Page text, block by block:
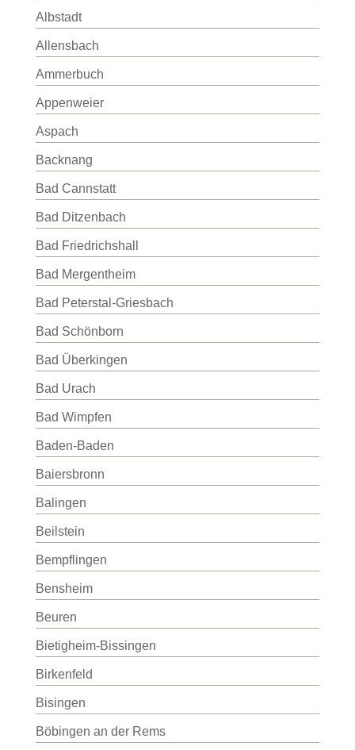
Albstadt
Allensbach
Ammerbuch
Appenweier
Aspach
Backnang
Bad Cannstatt
Bad Ditzenbach
Bad Friedrichshall
Bad Mergentheim
Bad Peterstal-Griesbach
Bad Schönborn
Bad Überkingen
Bad Urach
Bad Wimpfen
Baden-Baden
Baiersbronn
Balingen
Beilstein
Bempflingen
Bensheim
Beuren
Bietigheim-Bissingen
Birkenfeld
Bisingen
Böbingen an der Rems